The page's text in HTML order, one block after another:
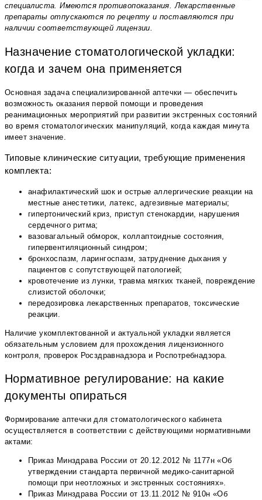
специалиста. Имеются противопоказания. Лекарственные
препараты отпускаются по рецепту и поставляются при
наличии соответствующей лицензии.
Назначение стоматологической укладки:
когда и зачем она применяется
Основная задача специализированной аптечки — обеспечить
возможность оказания первой помощи и проведения
реанимационных мероприятий при развитии экстренных состояний
во время стоматологических манипуляций, когда каждая минута
имеет значение.
Типовые клинические ситуации, требующие применения
комплекта:
анафилактический шок и острые аллергические реакции на
местные анестетики, латекс, адгезивные материалы;
гипертонический криз, приступ стенокардии, нарушения
сердечного ритма;
вазовагальный обморок, коллаптоидные состояния,
гипервентиляционный синдром;
бронхоспазм, ларингоспазм, затруднение дыхания у
пациентов с сопутствующей патологией;
кровотечение из лунки, травма мягких тканей, повреждение
слизистой оболочки;
передозировка лекарственных препаратов, токсические
реакции.
Наличие укомплектованной и актуальной укладки является
обязательным условием для прохождения лицензионного
контроля, проверок Росздравнадзора и Роспотребнадзора.
Нормативное регулирование: на какие
документы опираться
Формирование аптечки для стоматологического кабинета
осуществляется в соответствии с действующими нормативными
актами:
Приказ Минздрава России от 20.12.2012 № 1177н «Об
утверждении стандарта первичной медико-санитарной
помощи при неотложных и экстренных состояниях».
Приказ Минздрава России от 13.11.2012 № 910н «Об